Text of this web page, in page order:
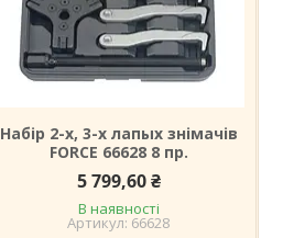
Набір 2-х, 3-х лапых знімачів
FORCE 66628 8 пр.
5 799,60 ₴
В наявності
66628